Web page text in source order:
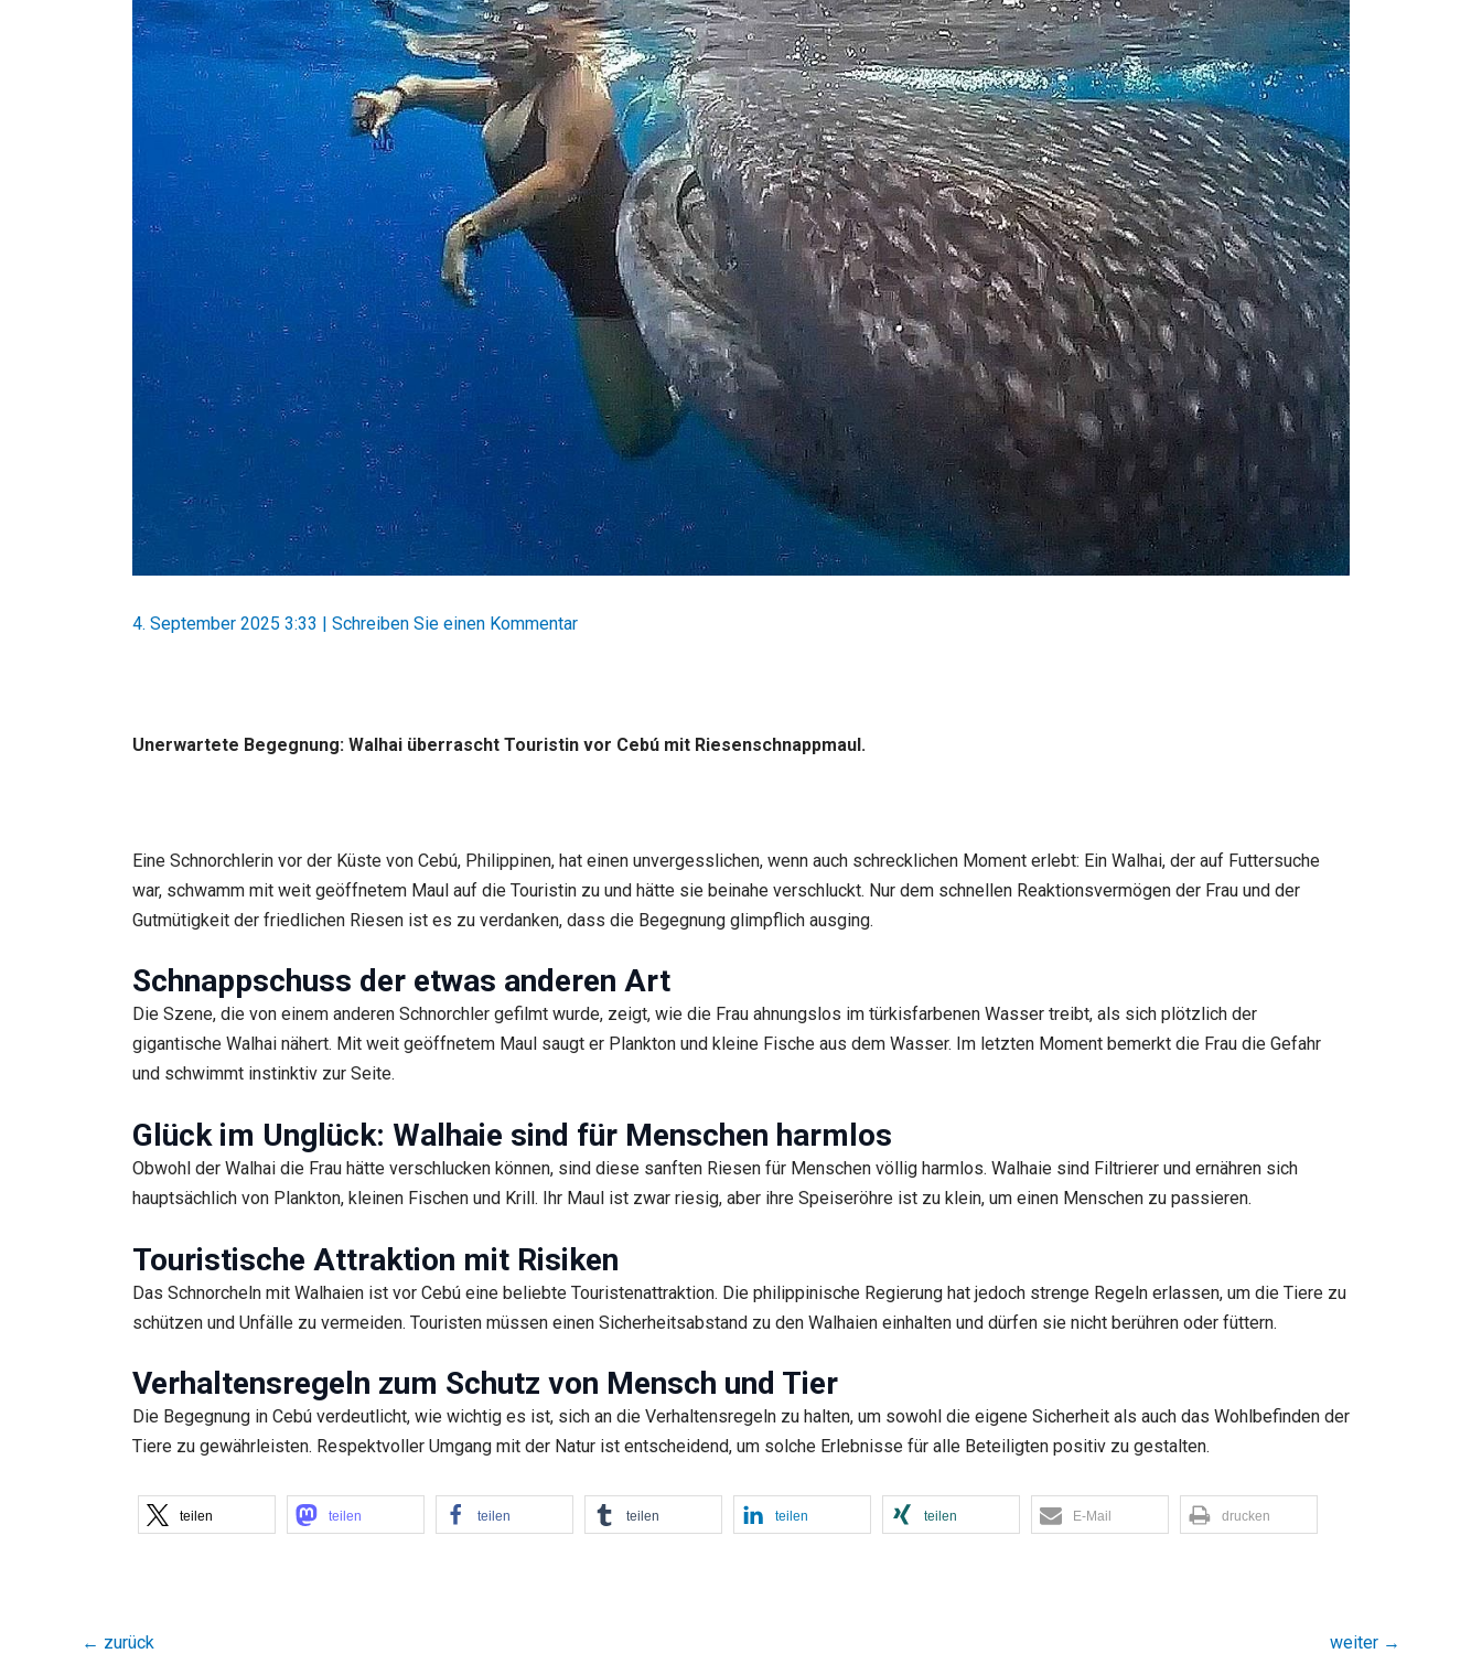
4. September 2025 3:33 | Schreiben Sie einen Kommentar
Unerwartete Begegnung: Walhai überrascht Touristin vor Cebú mit Riesenschnappmaul.
Eine Schnorchlerin vor der Küste von Cebú, Philippinen, hat einen unvergesslichen, wenn auch schrecklichen Moment erlebt: Ein Walhai, der auf Futtersuche
war, schwamm mit weit geöffnetem Maul auf die Touristin zu und hätte sie beinahe verschluckt. Nur dem schnellen Reaktionsvermögen der Frau und der
Gutmütigkeit der friedlichen Riesen ist es zu verdanken, dass die Begegnung glimpflich ausging.
Schnappschuss der etwas anderen Art
Die Szene, die von einem anderen Schnorchler gefilmt wurde, zeigt, wie die Frau ahnungslos im türkisfarbenen Wasser treibt, als sich plötzlich der
gigantische Walhai nähert. Mit weit geöffnetem Maul saugt er Plankton und kleine Fische aus dem Wasser. Im letzten Moment bemerkt die Frau die Gefahr
und schwimmt instinktiv zur Seite.
Glück im Unglück: Walhaie sind für Menschen harmlos
Obwohl der Walhai die Frau hätte verschlucken können, sind diese sanften Riesen für Menschen völlig harmlos. Walhaie sind Filtrierer und ernähren sich
hauptsächlich von Plankton, kleinen Fischen und Krill. Ihr Maul ist zwar riesig, aber ihre Speiseröhre ist zu klein, um einen Menschen zu passieren.
Touristische Attraktion mit Risiken
Das Schnorcheln mit Walhaien ist vor Cebú eine beliebte Touristenattraktion. Die philippinische Regierung hat jedoch strenge Regeln erlassen, um die Tiere zu
schützen und Unfälle zu vermeiden. Touristen müssen einen Sicherheitsabstand zu den Walhaien einhalten und dürfen sie nicht berühren oder füttern.
Verhaltensregeln zum Schutz von Mensch und Tier
Die Begegnung in Cebú verdeutlicht, wie wichtig es ist, sich an die Verhaltensregeln zu halten, um sowohl die eigene Sicherheit als auch das Wohlbefinden der
Tiere zu gewährleisten. Respektvoller Umgang mit der Natur ist entscheidend, um solche Erlebnisse für alle Beteiligten positiv zu gestalten.
teilen teilen teilen teilen teilen teilen E-Mail drucken
← zurück weiter →